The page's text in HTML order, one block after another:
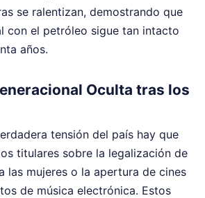
se ralentizan, demostrando que
con el petróleo sigue tan intacto
años.
Oculta tras los
tensión del país hay que
titulares sobre la legalización de
las mujeres o la apertura de cines
de música electrónica. Estos